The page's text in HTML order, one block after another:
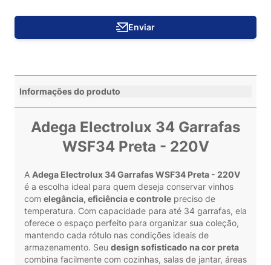
Enviar
Informações do produto
Adega Electrolux 34 Garrafas
WSF34 Preta - 220V
A Adega Electrolux 34 Garrafas WSF34 Preta - 220V
é a escolha ideal para quem deseja conservar vinhos
com elegância, eficiência e controle preciso de
temperatura. Com capacidade para até 34 garrafas, ela
oferece o espaço perfeito para organizar sua coleção,
mantendo cada rótulo nas condições ideais de
armazenamento. Seu design sofisticado na cor preta
combina facilmente com cozinhas, salas de jantar, áreas